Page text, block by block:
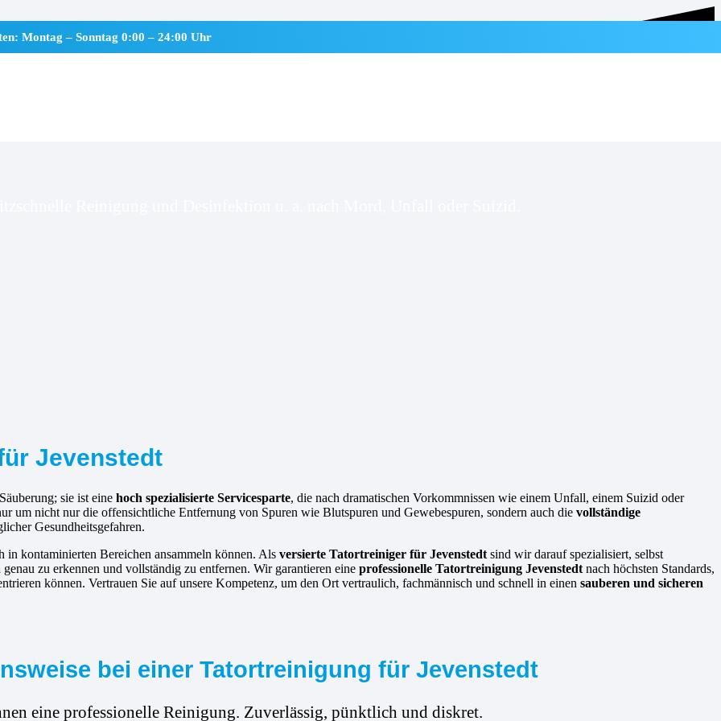
Montag – Sonntag 0:00 – 24:00 Uhr
Reinigung und Desinfektion u. a. nach Mord, Unfall oder Suizid.
Jevenstedt
sie ist eine hoch spezialisierte Servicesparte, die nach dramatischen Vorkommnissen wie einem Unfall, einem Suizid oder
um nicht nur die offensichtliche Entfernung von Spuren wie Blutspuren und Gewebespuren, sondern auch die vollständige
Gesundheitsgefahren.
in kontaminierten Bereichen ansammeln können. Als versierte Tatortreiniger für Jevenstedt sind wir darauf spezialisiert, selbst
zu erkennen und vollständig zu entfernen. Wir garantieren eine professionelle Tatortreinigung Jevenstedt nach höchsten Standards,
können. Vertrauen Sie auf unsere Kompetenz, um den Ort vertraulich, fachmännisch und schnell in einen sauberen und sicheren
bei einer Tatortreinigung für Jevenstedt
eine professionelle Reinigung. Zuverlässig, pünktlich und diskret.